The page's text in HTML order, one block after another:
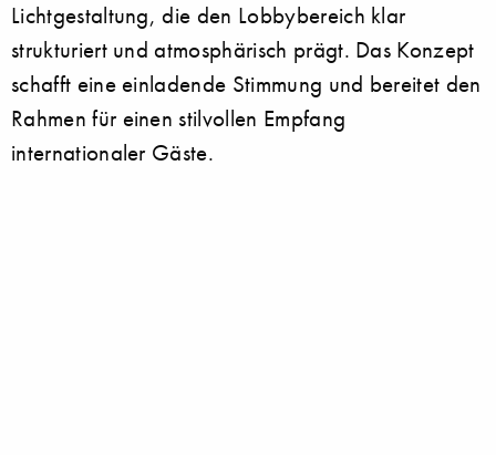
Lichtgestaltung, die den Lobbybereich klar
strukturiert und atmosphärisch prägt. Das Konzept
schafft eine einladende Stimmung und bereitet den
Rahmen für einen stilvollen Empfang
internationaler Gäste.